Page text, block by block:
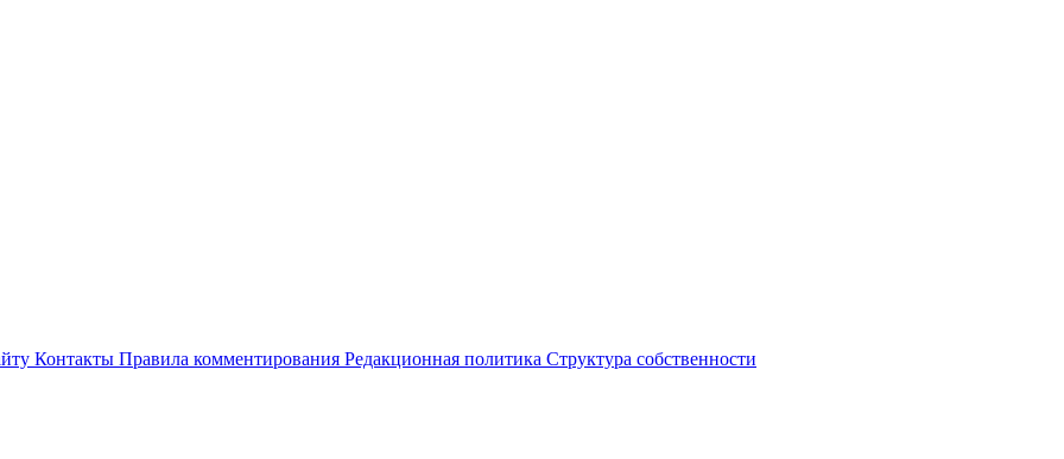
Контакты Правила комментирования Редакционная политика Структура собственности